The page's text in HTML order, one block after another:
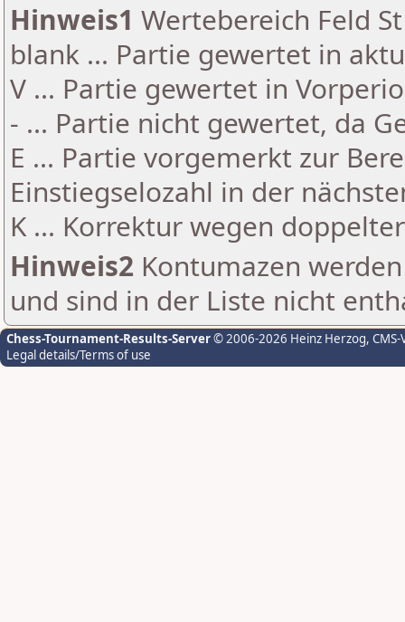
Hinweis1 Wertebereich Feld
blank ... Partie gewertet in
V ... Partie gewertet in
- ... Partie nicht gewertet, da
E ... Partie vorgemerkt zur
Einstiegselozahl in der
K ... Korrektur wegen
Hinweis2 Kontumazen
und sind in der Liste nicht
Chess-Tournament-Results-Server© 2006-2026 Heinz Herzog,
Legal details/Terms of use